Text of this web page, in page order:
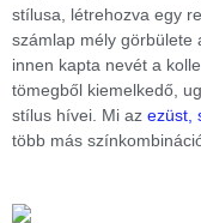
stílusa, létrehozva egy
számlap mély görbülete
innen kapta nevét a
tömegből kiemelkedő,
stílus hívei. Mi az ezüst,
több más